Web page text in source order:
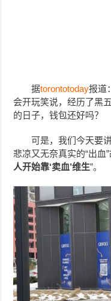
据torontotoday报道
会开玩笑说，经历了黑
的日子，钱包还好吗？
可是，我们今天要
悲凉又无奈真实的“出血”
人开始靠‘卖血’维生”。